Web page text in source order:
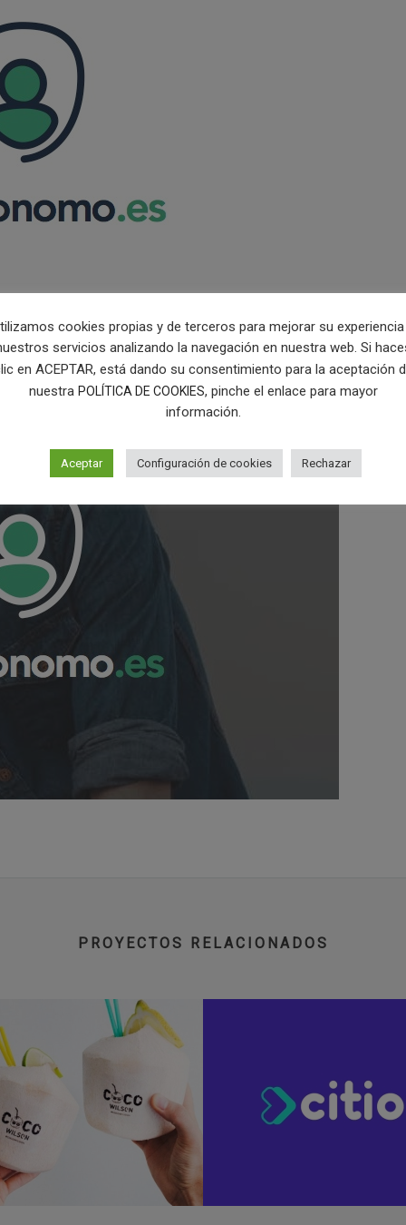
PROYECTOS RELACIONADOS
cookies propias y de terceros para mejorar su
servicios analizando la navegación en nuestra web. Si
en ACEPTAR, está dando su consentimiento para la aceptación
nuestra POLÍTICA DE COOKIES, pinche el enlace para mayor
información.
Aceptar Configuración de cookies Rechazar